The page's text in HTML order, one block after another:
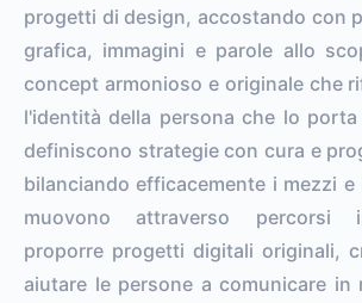
progetti di design, accostando con
grafica, immagini e parole allo
concept armonioso e originale che
l'identità della persona che lo
definiscono strategie con cura e
bilanciando efficacemente i mezzi
muovono attraverso percorsi
proporre progetti digitali originali,
aiutare le persone a comunicare in